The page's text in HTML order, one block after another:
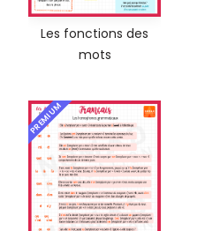
Les fonctions des
mots
PREMIUM